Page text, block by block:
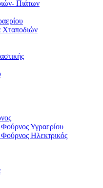
Πιάτων
Χταποδιών
Υγραερίου
Ηλεκτρικός